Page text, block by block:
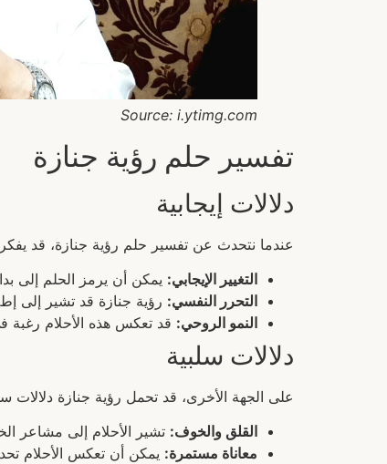
Source: i.ytimg.com
تفسير حلم رؤية جنازة
دلالات إيجابية
عندما نتحدث عن تفسير حلم رؤية جنازة، قد
التغيير الإيجابي: يمكن أن يرمز الحلم إلى
التحرر النفسي: رؤية جنازة قد تشير إلى
النمو الروحي: قد تعكس هذه الأحلام رغبة
دلالات سلبية
على الجهة الأخرى، قد تحمل رؤية جنازة دلالات
القلق والخوف: تشير الأحلام إلى مشاعر
معاناة مستمرة: يمكن أن تعكس الأحلام